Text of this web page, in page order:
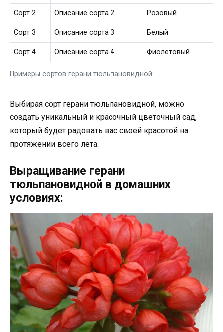
Примеры сортов герани тюльпановидной:
Сорт 2 Описание сорта 2 Розовый
Сорт 3 Описание сорта 3 Белый
Сорт 4 Описание сорта 4 Фиолетовый
Выбирая сорт герани тюльпановидной, можно
создать уникальный и красочный цветочный сад,
который будет радовать вас своей красотой на
протяжении всего лета.
Выращивание герани
тюльпановидной в домашних
условиях: